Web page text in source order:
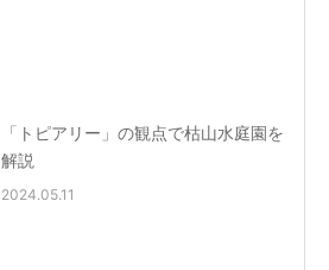
「トピアリー」の観点で枯山水庭園を
解説
2024.05.11